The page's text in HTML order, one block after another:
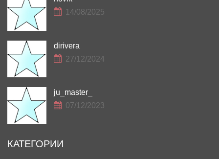
14/08/2025
dirivera
27/12/2024
ju_master_
07/12/2023
КАТЕГОРИИ